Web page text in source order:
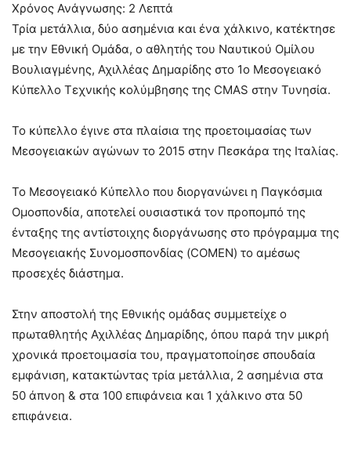
Χρόνος Ανάγνωσης: 2 Λεπτά
Τρία μετάλλια, δύο ασημένια και ένα χάλκινο, κατέκτησε
με την Εθνική Ομάδα, ο αθλητής του Ναυτικού Ομίλου
Βουλιαγμένης, Αχιλλέας Δημαρίδης στο 1ο Μεσογειακό
Κύπελλο Τεχνικής κολύμβησης της CMAS στην Τυνησία.
Το κύπελλο έγινε στα πλαίσια της προετοιμασίας των
Μεσογειακών αγώνων το 2015 στην Πεσκάρα της Ιταλίας.
Το Μεσογειακό Κύπελλο που διοργανώνει η Παγκόσμια
Ομοσπονδία, αποτελεί ουσιαστικά τον προπομπό της
ένταξης της αντίστοιχης διοργάνωσης στο πρόγραμμα της
Μεσογειακής Συνομοσπονδίας (COMEN) το αμέσως
προσεχές διάστημα.
Στην αποστολή της Εθνικής ομάδας συμμετείχε ο
πρωταθλητής Αχιλλέας Δημαρίδης, όπου παρά την μικρή
χρονικά προετοιμασία του, πραγματοποίησε σπουδαία
εμφάνιση, κατακτώντας τρία μετάλλια, 2 ασημένια στα
50 άπνοη & στα 100 επιφάνεια και 1 χάλκινο στα 50
επιφάνεια.